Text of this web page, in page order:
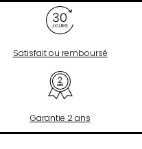
Satisfait ou remboursé
Garantie 2 ans